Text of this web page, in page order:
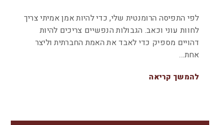
לפי התפיסה הרומנטית שלי, כדי להיות אמן אמיתי צריך
לחוות עוני וכאב. הגבולות הנפשיים צריכים להיות
דהויים מספיק כדי לאבד את האמת החברתית וליצר
אחת…
להמשך קריאה